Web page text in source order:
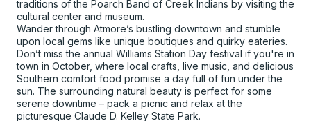
traditions of the Poarch Band of Creek Indians by visiting the
cultural center and museum.
Wander through Atmore’s bustling downtown and stumble
upon local gems like unique boutiques and quirky eateries.
Don’t miss the annual Williams Station Day festival if you're in
town in October, where local crafts, live music, and delicious
Southern comfort food promise a day full of fun under the
sun. The surrounding natural beauty is perfect for some
serene downtime – pack a picnic and relax at the
picturesque Claude D. Kelley State Park.